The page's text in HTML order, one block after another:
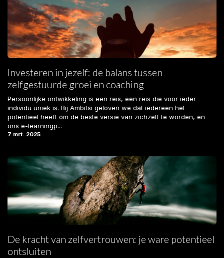
Investeren in jezelf: de balans tussen
zelfgestuurde groei en coaching
Persoonlijke ontwikkeling is een reis, een reis die voor ieder
individu uniek is. Bij Ambitsi geloven we dat iedereen het
potentieel heeft om de beste versie van zichzelf te worden, en
ons e-learningp...
7 mrt. 2025
De kracht van zelfvertrouwen: je ware potentieel
ontsluiten